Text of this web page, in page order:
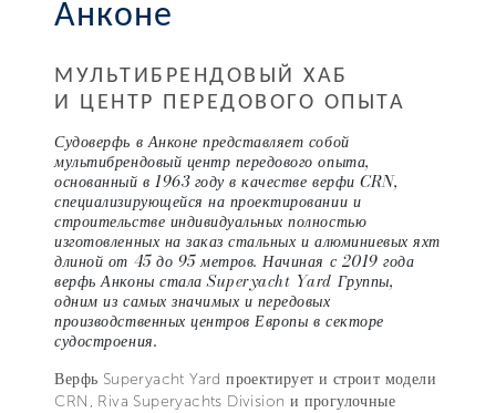
Анконе
МУЛЬТИБРЕНДОВЫЙ ХАБ
И ЦЕНТР ПЕРЕДОВОГО ОПЫТА
Судоверфь в Анконе представляет собой
мультибрендовый центр передового опыта,
основанный в 1963 году в качестве верфи CRN,
специализирующейся на проектировании и
строительстве индивидуальных полностью
изготовленных на заказ стальных и алюминиевых яхт
длиной от 45 до 95 метров. Начиная с 2019 года
верфь Анконы стала Superyacht Yard Группы,
одним из самых значимых и передовых
производственных центров Европы в секторе
судостроения.
Верфь Superyacht Yard проектирует и строит модели
CRN, Riva Superyachts Division и прогулочные